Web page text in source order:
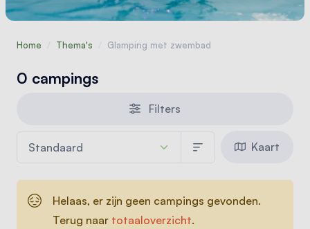
Home Thema's Glamping met zwembad
0 campings
Filters
Kaart
Helaas, er zijn geen campings gevonden.
Terug naar totaaloverzicht.